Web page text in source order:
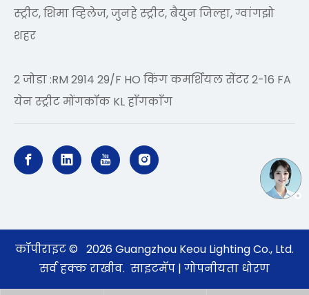
स्ट्रीट, शिमा व्हिलेज, जुनहे स्ट्रीट, बैयुन जिल्हा, ग्वांगझो
शहर
2 जोडा :RM 2914 29/F HO किंग कमर्शियल सेंटर 2-16 FA
येन स्ट्रीट मोंगकॉक KL हाँगकाँग
कॉपीराइट © 2026Guangzhou Keou Lighting Co., Ltd.
सर्व हक्क राखीव. साइटमॅप | गोपनीयता धोरण